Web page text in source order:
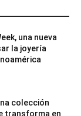
una nueva
la joyería
colección
transforma en